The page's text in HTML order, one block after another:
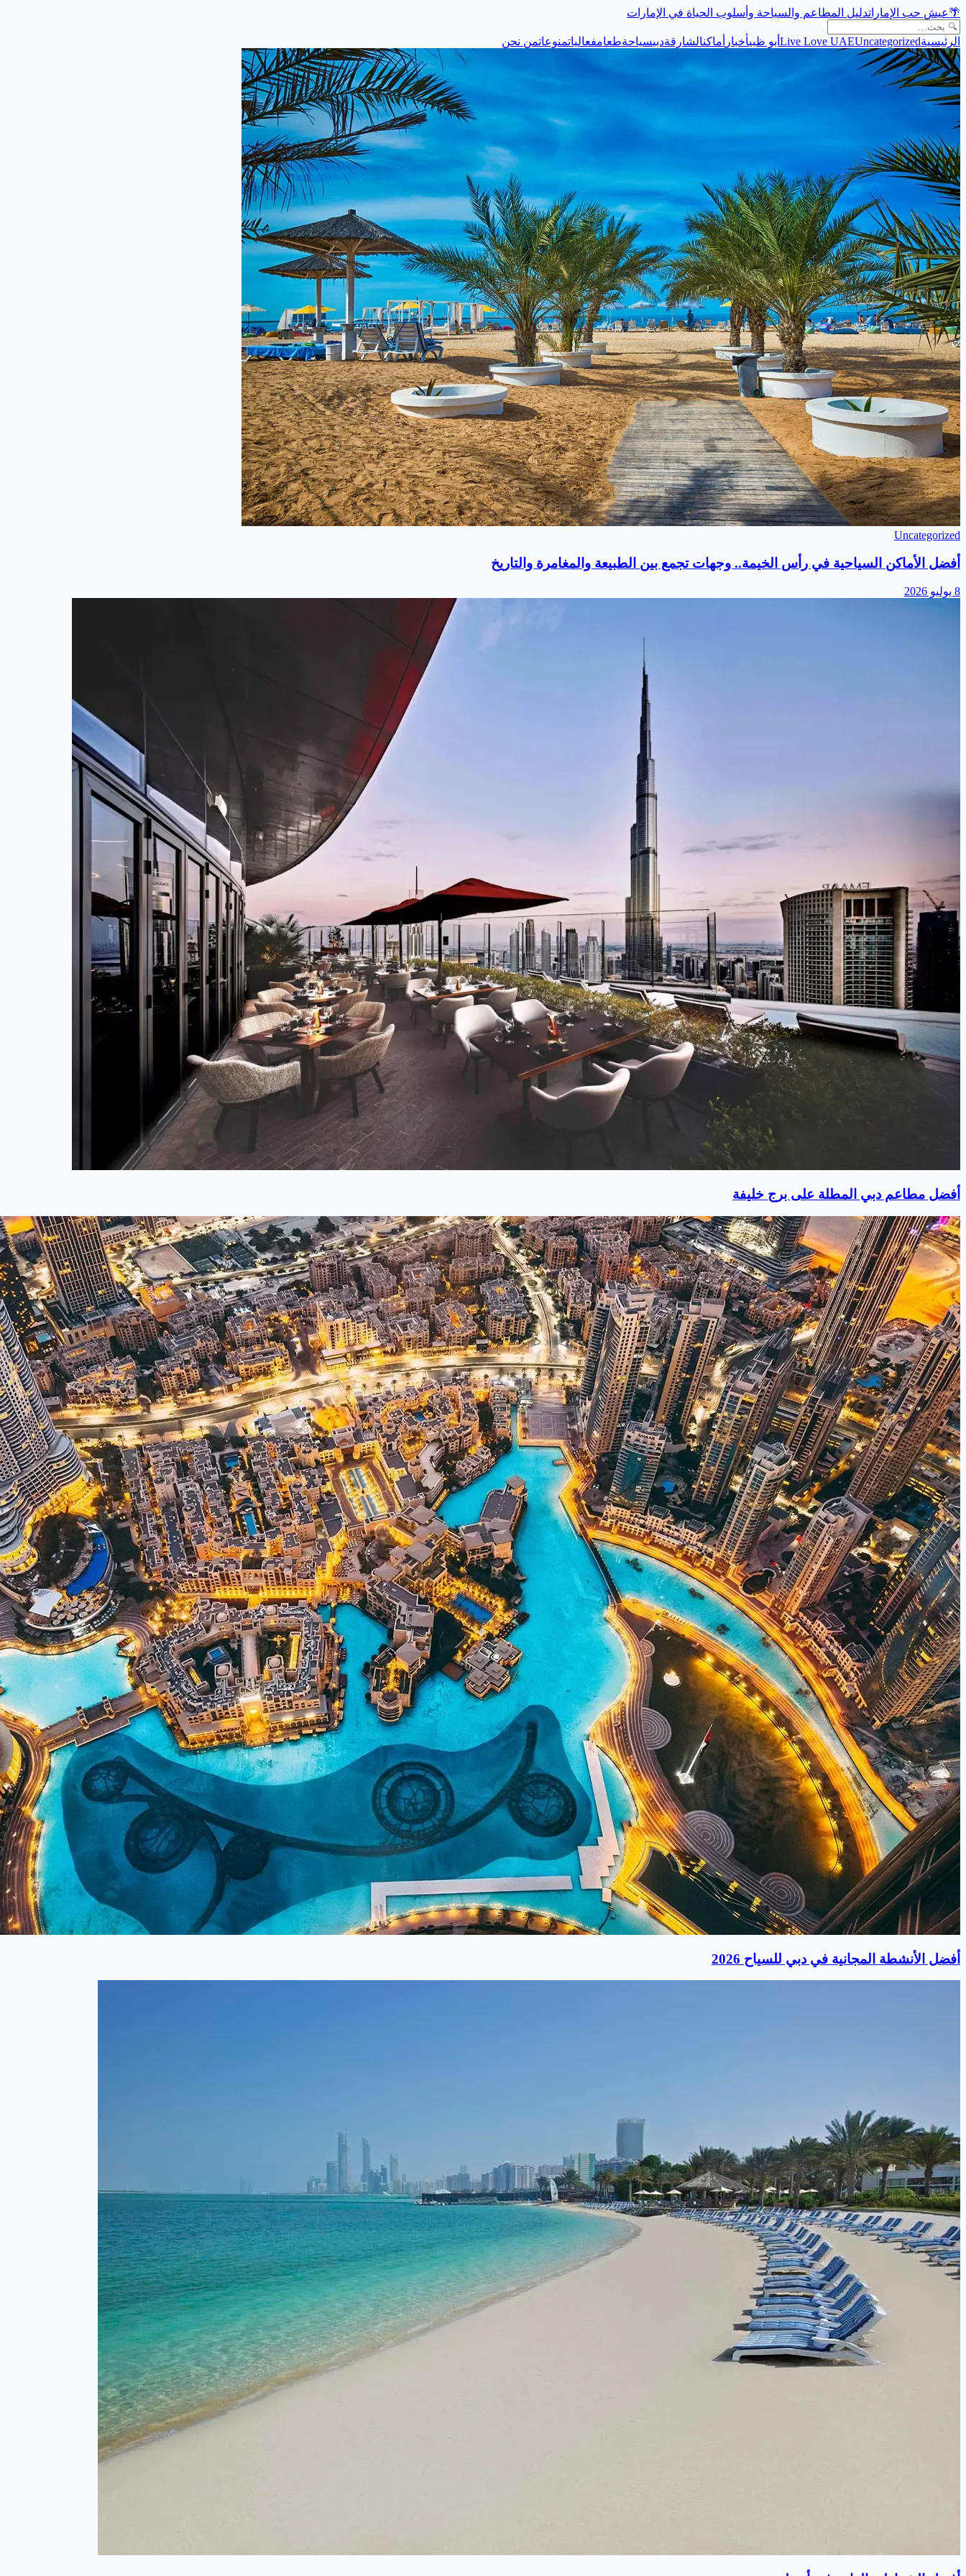
🌴عيش حب الإماراتدليل المطاعم والسياحة وأسلوب الحياة في الإمارات
الرئيسية Live Love UAEUncategorized أبو ظبيأخبار أماكنالشارقةدبيسياحةطعامفعالياتمنوعاتمن نحن
Uncategorized
أفضل الأماكن السياحية في رأس الخيمة.. وجهات تجمع بين الطبيعة والمغامرة والتاريخ
8 يوليو 2026
أفضل مطاعم دبي المطلة على برج خليفة
أفضل الأنشطة المجانية في دبي للسياح 2026